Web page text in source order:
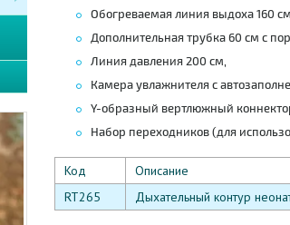
Обогреваемая линия выдоха 160
Дополнительная трубка 60 см с
Линия давления 200 см,
Камера увлажнителя с
Y-образный вертлюжный
Набор переходников (для
Код Описание
RT265
Дыхательный контур